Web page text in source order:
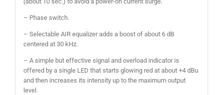
– Phase switch.
– Selectable AIR equalizer adds a boost of about 6 dB
centered at 30 kHz.
– A simple but effective signal and overload indicator is
offered by a single LED that starts glowing red at about +4 dBu
and then increases its intensity up to the maximum output
level.